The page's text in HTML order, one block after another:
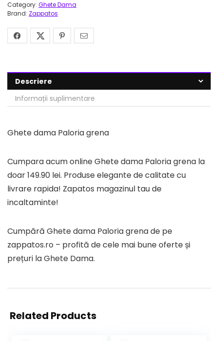
Category: Ghete Dama
Brand: Zappatos
Descriere
Informații suplimentare
Ghete dama Paloria grena
Cumpara acum online Ghete dama Paloria grena la
doar 149.90 lei. Produse elegante de calitate cu
livrare rapida! Zapatos magazinul tau de
incaltaminte!
Cumpără Ghete dama Paloria grena de pe
zappatos.ro – profită de cele mai bune oferte și
prețuri la Ghete Dama.
Related Products